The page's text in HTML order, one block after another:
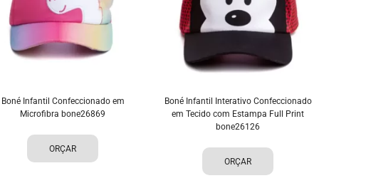
Boné Infantil Confeccionado em
Microfibra bone26869
ORÇAR
Boné Infantil Interativo Confeccionado
em Tecido com Estampa Full Print
bone26126
ORÇAR